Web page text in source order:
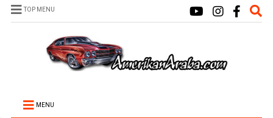
TOP MENU
MENU